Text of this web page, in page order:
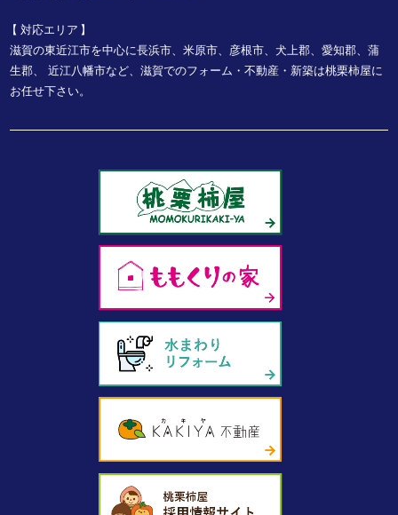
対応エリア
滋賀の東近江市を中心に長浜市、米原市、彦根市、犬上郡、愛知郡、蒲
生郡、
近江八幡市など、滋賀でのフォーム・不動産・新築は桃栗柿屋に
お任せ下さい。